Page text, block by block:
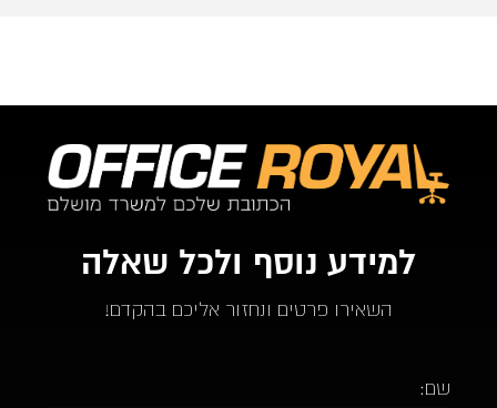
למידע נוסף ולכל שאלה
השאירו פרטים ונחזור אליכם בהקדם!